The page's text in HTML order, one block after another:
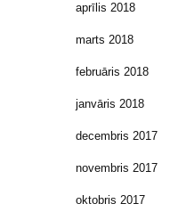
aprīlis 2018
marts 2018
februāris 2018
janvāris 2018
decembris 2017
novembris 2017
oktobris 2017